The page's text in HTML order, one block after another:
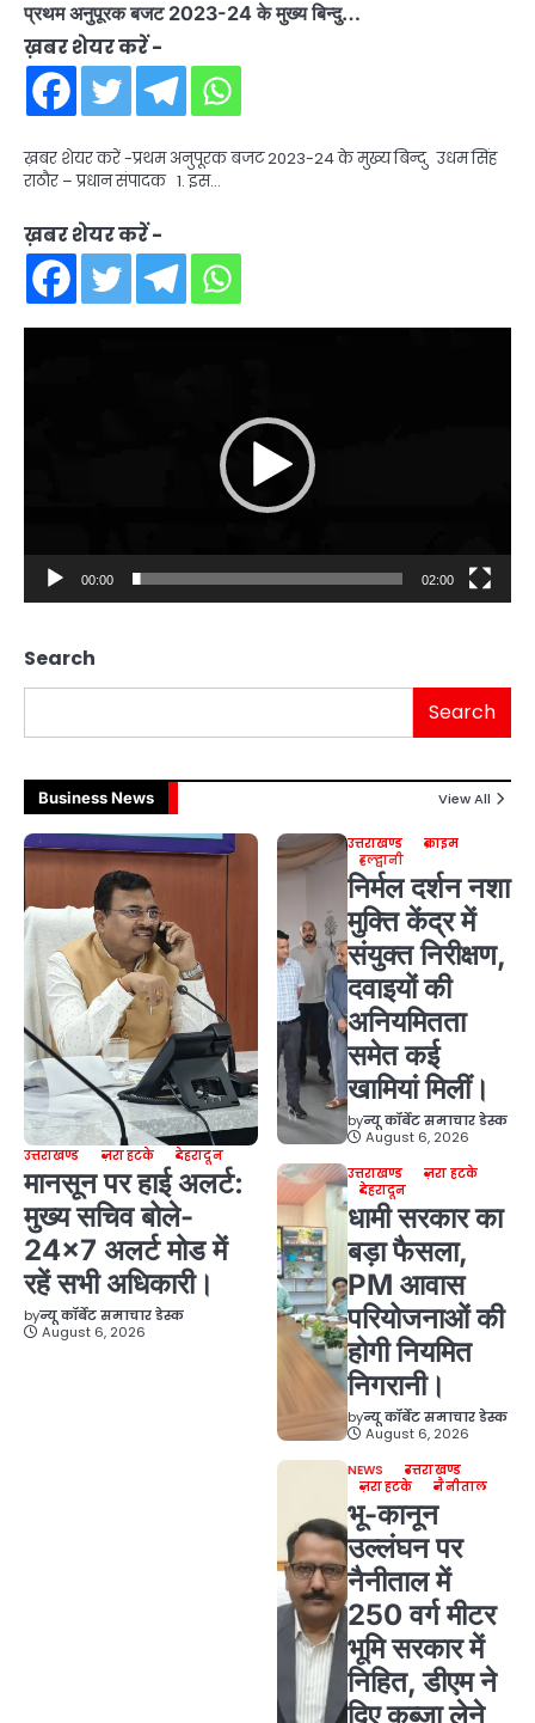
प्रथम अनुपूरक बजट 2023-24 के मुख्य बिन्दु…
ख़बर शेयर करें -
ख़बर शेयर करें -प्रथम अनुपूरक बजट 2023-24 के मुख्य बिन्दु उधम सिंह
राठौर – प्रधान संपादक 1. इस…
ख़बर शेयर करें -
00:00 02:00
Search
Search
Business News View All
उत्तराखण्ड ज़रा हटके देहरादून
मानसून पर हाई अलर्ट:
मुख्य सचिव बोले-
24×7 अलर्ट मोड में
रहें सभी अधिकारी।
byन्यू कॉर्बेट समाचार डेस्क
August 6, 2026
उत्तराखण्ड
क्राइम
हल्द्वानी
निर्मल दर्शन नशा
मुक्ति केंद्र में
संयुक्त निरीक्षण,
दवाइयों की
अनियमितता
समेत कई
खामियां मिलीं।
byन्यू कॉर्बेट समाचार डेस्क
August 6, 2026
उत्तराखण्ड
ज़रा हटके
देहरादून
धामी सरकार का
बड़ा फैसला,
PM आवास
परियोजनाओं की
होगी नियमित
निगरानी।
byन्यू कॉर्बेट समाचार डेस्क
August 6, 2026
NEWS
उत्तराखण्ड
ज़रा हटके
नैनीताल
भू-कानून
उल्लंघन पर
नैनीताल में
250 वर्ग मीटर
भूमि सरकार में
निहित, डीएम ने
दिए कब्जा लेने